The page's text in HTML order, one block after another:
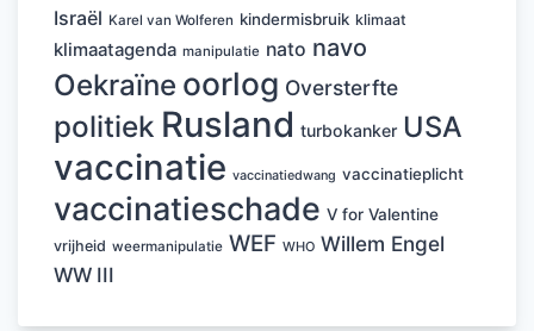
Israël Karel van Wolferen kindermisbruik klimaat
klimaatagenda manipulatie nato navo
Oekraïne oorlog Oversterfte
politiek Rusland turbokanker USA
vaccinatie vaccinatiedwang vaccinatieplicht
vaccinatieschade V for Valentine
vrijheid weermanipulatie WEF WHO Willem Engel
WW III